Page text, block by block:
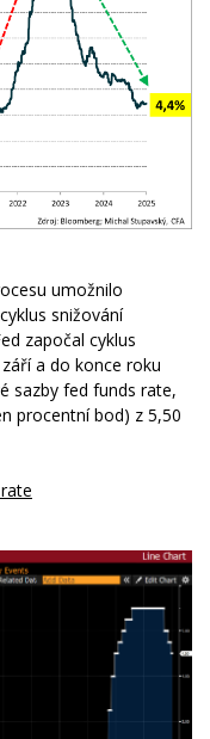
umožnilo
snižování
započal cyklus
a do konce roku
sazby fed funds rate,
procentní bod) z 5,50